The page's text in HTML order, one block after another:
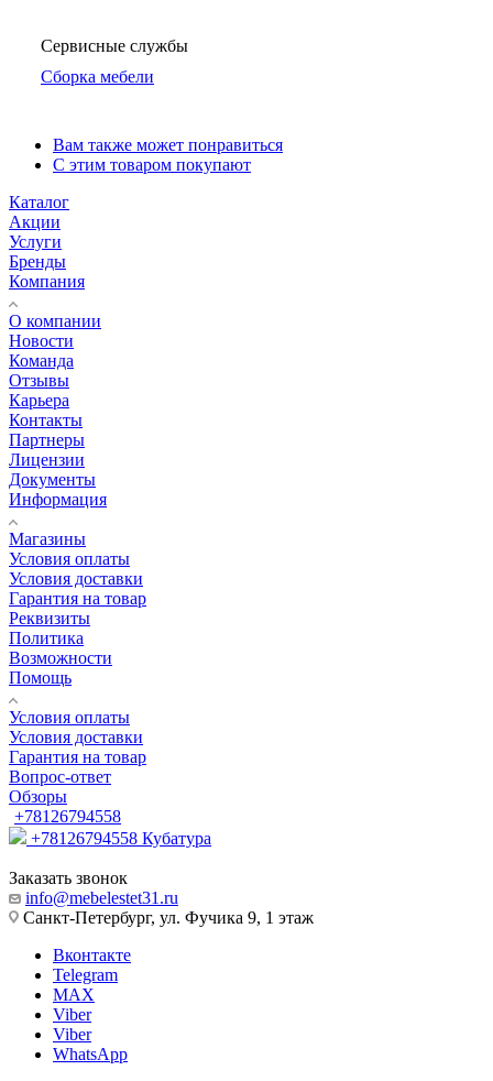
Сервисные службы
Сборка мебели
Вам также может понравиться
С этим товаром покупают
Каталог
Акции
Услуги
Бренды
Компания
О компании
Новости
Команда
Отзывы
Карьера
Контакты
Партнеры
Лицензии
Документы
Информация
Магазины
Условия оплаты
Условия доставки
Гарантия на товар
Реквизиты
Политика
Возможности
Помощь
Условия оплаты
Условия доставки
Гарантия на товар
Вопрос-ответ
Обзоры
+78126794558
+78126794558 Кубатура
Заказать звонок
info@mebelestet31.ru
Санкт-Петербург, ул. Фучика 9, 1 этаж
Вконтакте
Telegram
MAX
Viber
Viber
WhatsApp